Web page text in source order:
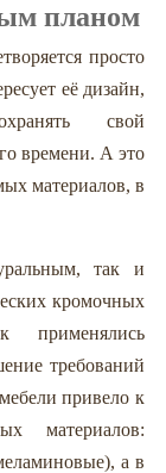
планом
просто
её дизайн,
свой
времени. А это
материалов, в
так и
кромочных
применялись
требований
привело к
материалов:
а в